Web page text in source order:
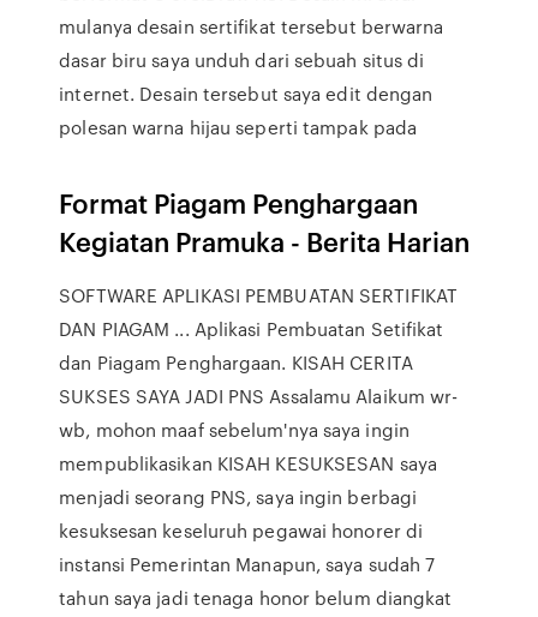
mulanya desain sertifikat tersebut berwarna
dasar biru saya unduh dari sebuah situs di
internet. Desain tersebut saya edit dengan
polesan warna hijau seperti tampak pada
Format Piagam Penghargaan
Kegiatan Pramuka - Berita Harian
SOFTWARE APLIKASI PEMBUATAN SERTIFIKAT
DAN PIAGAM ... Aplikasi Pembuatan Setifikat
dan Piagam Penghargaan. KISAH CERITA
SUKSES SAYA JADI PNS Assalamu Alaikum wr-
wb, mohon maaf sebelum'nya saya ingin
mempublikasikan KISAH KESUKSESAN saya
menjadi seorang PNS, saya ingin berbagi
kesuksesan keseluruh pegawai honorer di
instansi Pemerintan Manapun, saya sudah 7
tahun saya jadi tenaga honor belum diangkat